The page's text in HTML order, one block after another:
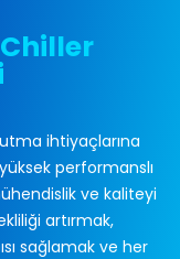
ihtiyaçlarına
performanslı
ve kaliteyi
artırmak,
sağlamak ve her